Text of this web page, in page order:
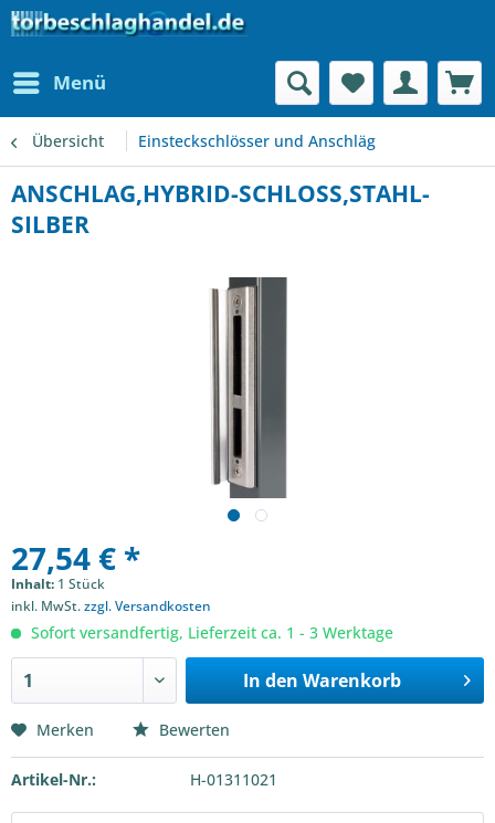
Menü
Übersicht Einsteckschlösser und Anschläg
ANSCHLAG,HYBRID-SCHLOSS,STAHL-
SILBER
27,54 € *
Inhalt: 1 Stück
inkl. MwSt.zzgl. Versandkosten
Sofort versandfertig, Lieferzeit ca. 1 - 3 Werktage
In den Warenkorb
Merken Bewerten
Artikel-Nr.: H-01311021